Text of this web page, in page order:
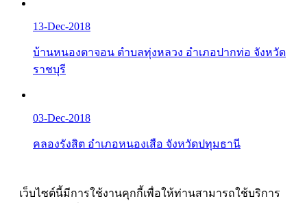
13-Dec-2018
บ้านหนองตาจอน ตำบลทุ่งหลวง อำเภอปากท่อ จังหวัด
ราชบุรี
03-Dec-2018
คลองรังสิต อำเภอหนองเสือ จังหวัดปทุมธานี
เว็บไซต์นี้มีการใช้งานคุกกี้เพื่อให้ท่านสามารถใช้บริการ